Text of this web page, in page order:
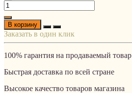
В корзину
Заказать в один клик
100% гарантия на продаваемый товар
Быстрая доставка по всей стране
Высокое качество товаров магазина